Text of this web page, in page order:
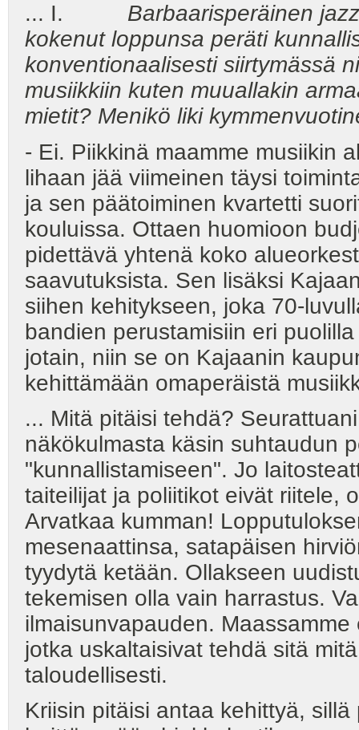
... I. Barbaarisperäinen
kokenut loppunsa peräti
konventionaalisesti siirtymässä
musiikkiin kuten muuallakin
mietit? Menikö liki
- Ei. Piikkinä maamme musiikin
lihaan jää viimeinen täysi
ja sen päätoiminen kvartetti
kouluissa. Ottaen huomioon
pidettävä yhtenä koko
saavutuksista. Sen lisäksi
siihen kehitykseen, joka 70-
bandien perustamisiin eri
jotain, niin se on Kajaanin
kehittämään omaperäistä
... Mitä pitäisi tehdä?
näkökulmasta käsin suhtaudun
"kunnallistamiseen". Jo
taiteilijat ja poliitikot eivät riitele,
Arvatkaa kumman!
mesenaattinsa, satapäisen
tyydytä ketään. Ollakseen
tekemisen olla vain harrastus.
ilmaisunvapauden.
jotka uskaltaisivat tehdä sitä
taloudellisesti.
Kriisin pitäisi antaa kehittyä,